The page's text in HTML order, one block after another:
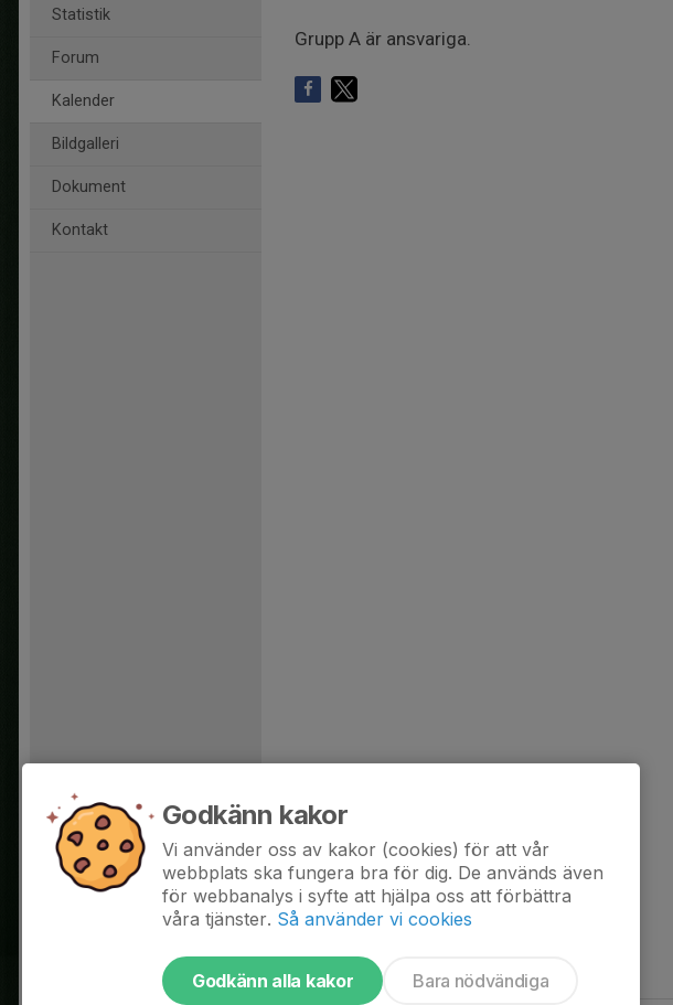
Statistik
Forum
Kalender
Bildgalleri
Dokument
Kontakt
Grupp A är ansvariga.
Godkänn kakor
Vi använder oss av kakor (cookies) för att vår
webbplats ska fungera bra för dig. De används även
för webbanalys i syfte att hjälpa oss att förbättra
våra tjänster. Så använder vi cookies
Godkänn alla kakor Bara nödvändiga